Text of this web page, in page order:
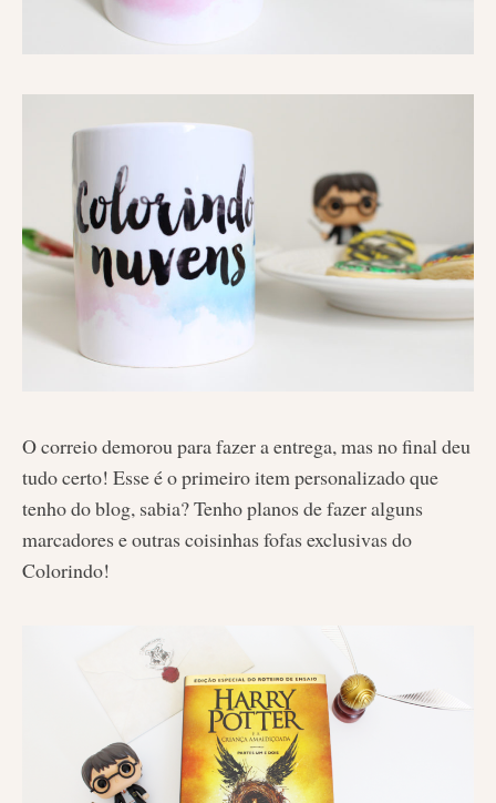
O correio demorou para fazer a entrega, mas no final deu
tudo certo! Esse é o primeiro item personalizado que
tenho do blog, sabia? Tenho planos de fazer alguns
marcadores e outras coisinhas fofas exclusivas do
Colorindo!